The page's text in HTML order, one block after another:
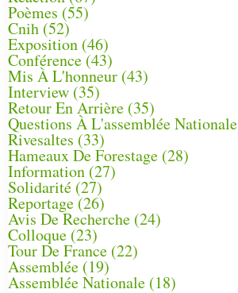
Poèmes (55)
Cnih (52)
Exposition (46)
Conférence(43)
Mis À L'honneur (43)
Interview (35)
Retour En Arrière (35)
Questions À L'assemblée Nationale
Rivesaltes (33)
Hameaux De Forestage (28)
Information (27)
Solidarité (27)
Reportage (26)
Avis De Recherche (24)
Colloque (23)
Tour De France (22)
Assemblée (19)
Assemblée Nationale (18)